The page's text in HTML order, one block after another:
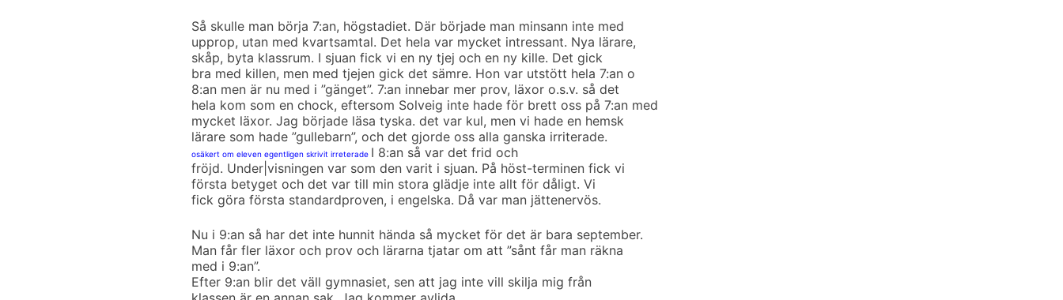
Så skulle man börja 7:an, högstadiet. Där började man minsann inte med
upprop, utan med kvartsamtal. Det hela var mycket intressant. Nya lärare,
skåp, byta klassrum. I sjuan fick vi en ny tjej och en ny kille. Det gick
bra med killen, men med tjejen gick det sämre. Hon var utstött hela 7:an o
8:an men är nu med i ”gänget”. 7:an innebar mer prov, läxor o.s.v. så det
hela kom som en chock, eftersom Solveig inte hade för brett oss på 7:an med
mycket läxor. Jag började läsa tyska. det var kul, men vi hade en hemsk
lärare som hade ”gullebarn”, och det gjorde oss alla ganska irriterade.
osäkert om eleven egentligen skrivit irreterade I 8:an så var det frid och
fröjd. Under|visningen var som den varit i sjuan. På höst-terminen fick vi
första betyget och det var till min stora glädje inte allt för dåligt. Vi
fick göra första standardproven, i engelska. Då var man jättenervös.
Nu i 9:an så har det inte hunnit hända så mycket för det är bara september.
Man får fler läxor och prov och lärarna tjatar om att ”sånt får man räkna
med i 9:an”.
Efter 9:an blir det väll gymnasiet, sen att jag inte vill skilja mig från